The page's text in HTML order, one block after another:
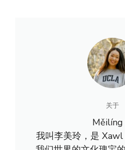
关于
Měilíng
我叫李美玲，是